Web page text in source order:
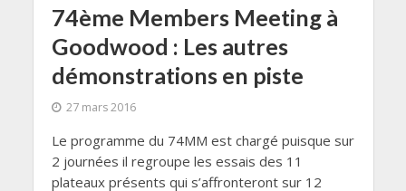
74ème Members Meeting à
Goodwood : Les autres
démonstrations en piste
27 mars 2016
Le programme du 74MM est chargé puisque sur
2 journées il regroupe les essais des 11
plateaux présents qui s’affronteront sur 12